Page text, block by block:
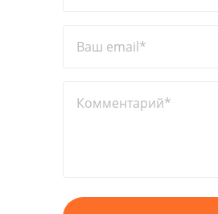
Ваш email*
Комментарий*